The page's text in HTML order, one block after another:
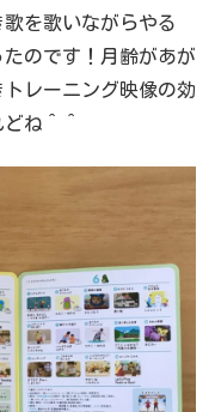
を歌いながらやる
のです！月齢があが
レーニング映像の効
ね＾＾